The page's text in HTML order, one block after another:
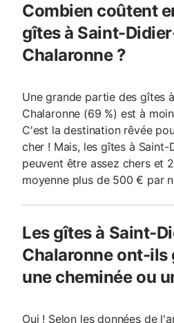
Combien coûtent
gîtes à Saint-
Chalaronne ?
Une grande partie des gîtes
Chalaronne (69 %) est à
C'est la destination rêvée
cher ! Mais, les gîtes à Saint-
peuvent être assez chers et
moyenne plus de 500 € par
Les gîtes à Saint-
Chalaronne ont-ils
une cheminée ou
Oui ! Selon les données de